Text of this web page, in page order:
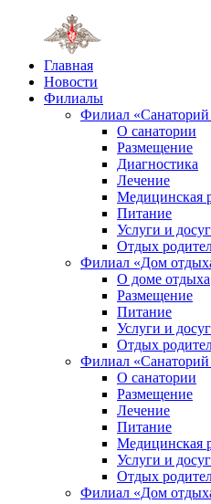
Главная
Новости
Филиалы
Филиал «Санаторий
О санатории
Размещение
Диагностика
Лечение
Медицинская
Питание
Услуги и досуг
Отдых
Филиал «Дом
О доме отдыха
Размещение
Питание
Услуги и досуг
Отдых
Филиал
О санатории
Размещение
Лечение
Питание
Медицинская
Услуги и досуг
Отдых
Филиал «Дом